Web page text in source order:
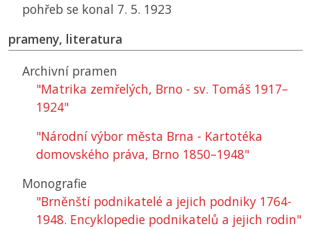
pohřeb se konal 7. 5. 1923
prameny, literatura
Archivní pramen
"Matrika zemřelých, Brno - sv. Tomáš 1917–
1924"
"Národní výbor města Brna - Kartotéka
domovského práva, Brno 1850–1948"
Monografie
"Brněnští podnikatelé a jejich podniky 1764-
1948. Encyklopedie podnikatelů a jejich rodin"